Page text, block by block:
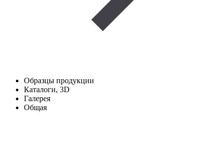
Образцы продукции
Каталоги, 3D
Галерея
Общая